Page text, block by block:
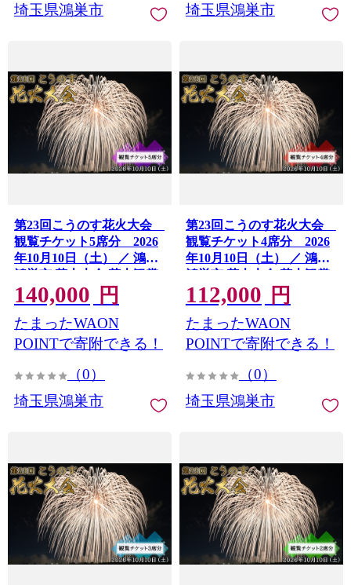
埼玉県鴻巣市
埼玉県鴻巣市
第23回こうのす花火大会
観覧チケット5席分 2026
年10月10日（土） ／ 鴻巣
鴻巣市 花火大会 花火観賞
花火観覧 観覧チケット 有
料観覧席 大玉花火 四尺玉
椅子席 秋イベント 関東イ
ベント 屋外イベント 家族
かけ レジャー 記念日 埼玉
140,000 円
たまったWAON
POINTで寄附できる！
（0）
埼玉県鴻巣市
第23回こうのす花火大会
観覧チケット4席分 2026
年10月10日（土） ／ 鴻巣
鴻巣市 花火大会 花火観賞
花火観覧 観覧チケット 有
料観覧席 大玉花火 四尺玉
椅子席 秋イベント 関東イ
ベント 屋外イベント 家族
かけ レジャー 記念日 埼玉
112,000 円
たまったWAON
POINTで寄附できる！
（0）
埼玉県鴻巣市